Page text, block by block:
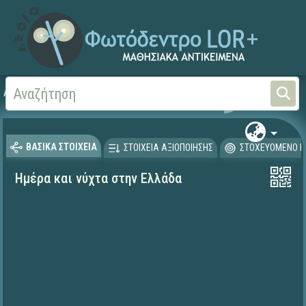
Αρχική Γεωγραφία-Γεωλογία
ΒΑΣΙΚΑ ΣΤΟΙΧΕΙΑ ΣΤΟΙΧΕΙΑ ΑΞΙΟΠΟΙΗΣΗΣ ΣΤΟΧΕΥΟΜΕΝΟ
Ημέρα και νύχτα στην Ελλάδα